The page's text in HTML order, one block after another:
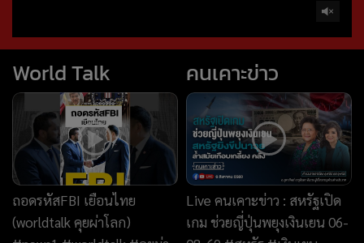
World Talk
ถอดรหัสFBI เยือนไทย
(worldtalk คุยผ่าโลก)
คนเคาะข่าว
Live คนเคาะข่าว : สหรัฐเปิด
เกม ช่วยญี่ปุ่นพยุงเงินเยน 06-